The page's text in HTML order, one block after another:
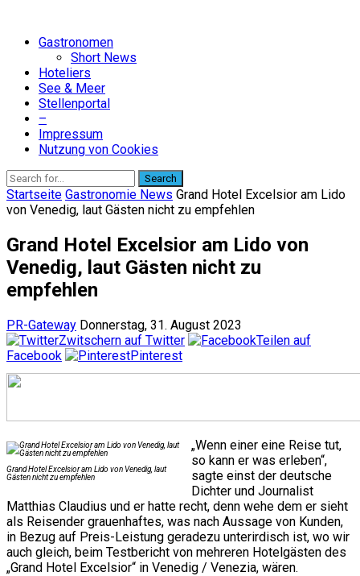
Gastronomen
Short News
Hoteliers
See & Meer
Stellenportal
–
Impressum
Nutzung von Cookies
Search
Startseite Gastronomie News Grand Hotel Excelsior am Lido
von Venedig, laut Gästen nicht zu empfehlen
Grand Hotel Excelsior am Lido von
Venedig, laut Gästen nicht zu
empfehlen
PR-Gateway Donnerstag, 31. August 2023
Zwitschern auf Twitter
Teilen auf
Facebook
Pinterest
Grand Hotel Excelsior am Lido von Venedig, laut
Gästen nicht zu empfehlen
„Wenn einer eine Reise tut,
so kann er was erleben“,
sagte einst der deutsche
Dichter und Journalist
Matthias Claudius und er hatte recht, denn wehe dem er sieht
als Reisender grauenhaftes, was nach Aussage von Kunden,
in Bezug auf Preis-Leistung geradezu unterirdisch ist, wo wir
auch gleich, beim Testbericht von mehreren Hotelgästen des
„Grand Hotel Excelsior“ in Venedig / Venezia, wären.